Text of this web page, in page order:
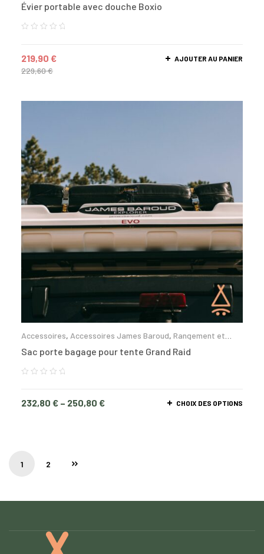
Évier portable avec douche Boxio
229,60€
219,90 € AJOUTER AU PANIER
Accessoires, Accessoires James Baroud, Rangement et
Sac porte bagage pour tente Grand Raid
232,80 € – 250,80 € CHOIX DES OPTIONS
1 2